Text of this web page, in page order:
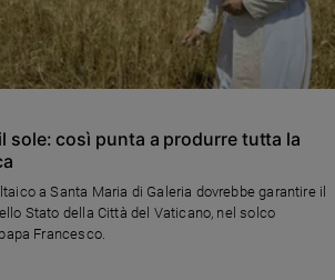
sole: così punta a produrre tutta la
a Santa Maria di Galeria dovrebbe garantire il
Stato della Città del Vaticano, nel solco
Francesco.